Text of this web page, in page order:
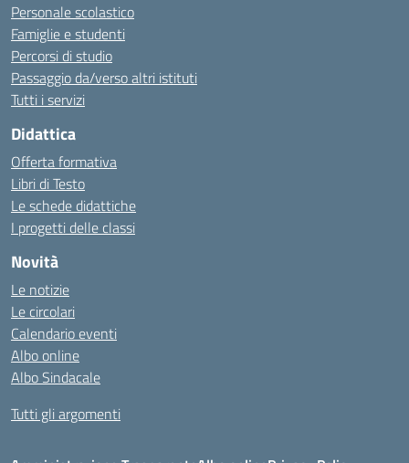
Personale scolastico
Famiglie e studenti
Percorsi di studio
Passaggio da/verso altri istituti
Tutti i servizi
Didattica
Offerta formativa
Libri di Testo
Le schede didattiche
I progetti delle classi
Novità
Le notizie
Le circolari
Calendario eventi
Albo online
Albo Sindacale
Tutti gli argomenti